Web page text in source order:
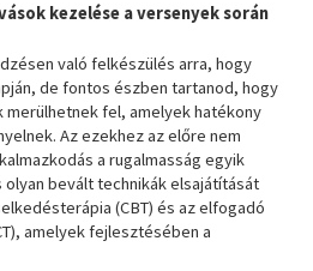
kezelése a versenyek során
való felkészülés arra, hogy
de fontos észben tartanod, hogy
merülhetnek fel, amelyek hatékony
Az ezekhez az előre nem
a rugalmasság egyik
bevált technikák elsajátítását
(CBT) és az elfogadó
amelyek fejlesztésében a